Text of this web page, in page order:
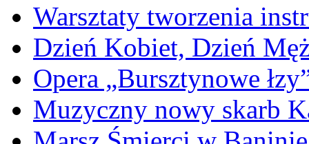
Warsztaty tworzenia
Dzień Kobiet, Dzień
Opera „Bursztynowe
Muzyczny nowy skarb